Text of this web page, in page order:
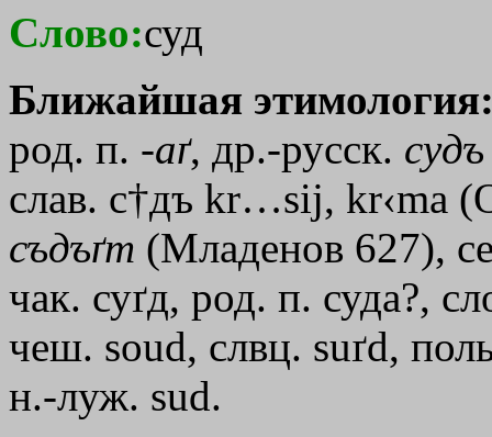
Слово:суд
Ближайшая
род. п. -аґ, др.-русск. судъ
слав. с†дъ kr…sij, kr‹ma
съдъґт (Младенов 627),
чак. суґд, род. п. суда?,
чеш. soud, слвц. suґd,
н.-луж. sud.